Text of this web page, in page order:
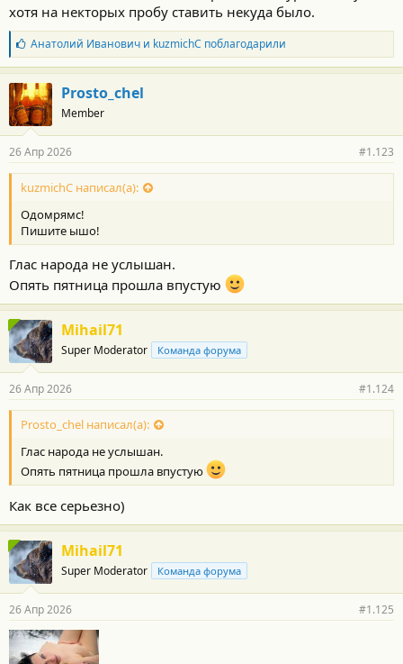
хотя на некторых пробу ставить некуда было.
Б
л
а
г
о
д
а
н
о
с
и
:
Анатолий Ивановичи kuzmichC поблагодарили
Prosto_chel
Member
26 Апр 2026 #1.123
kuzmichC написал(а):
Одомрямс!
Пишите ышо!
Глас народа не услышан.
Опять пятница прошла впустую
Mihail71
Super Moderator Команда форума
26 Апр 2026 #1.124
Prosto_chel написал(а):
Глас народа не услышан.
Опять пятница прошла впустую
Как все серьезно)
Mihail71
Super Moderator Команда форума
26 Апр 2026 #1.125